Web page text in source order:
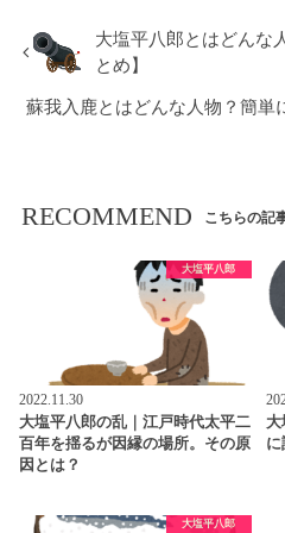
大塩平八郎とはどんな
とめ】
蘇我入鹿とはどんな人物？簡単
RECOMMEND こちらの記
大塩平八郎
2022.11.30
大塩平八郎の乱｜江戸時代太平二
百年を揺るが因縁の場所。その原
因とは？
に
大塩平八郎